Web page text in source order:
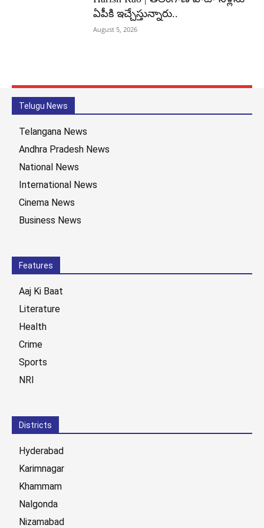
ఏపీకి ఇచ్చేస్తున్నారు..
August 5, 2026
Telugu News
Telangana News
Andhra Pradesh News
National News
International News
Cinema News
Business News
Features
Aaj Ki Baat
Literature
Health
Crime
Sports
NRI
Districts
Hyderabad
Karimnagar
Khammam
Nalgonda
Nizamabad